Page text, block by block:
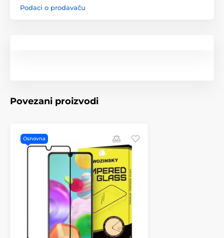
Podaci o prodavaču
Povezani proizvodi
Osnovna